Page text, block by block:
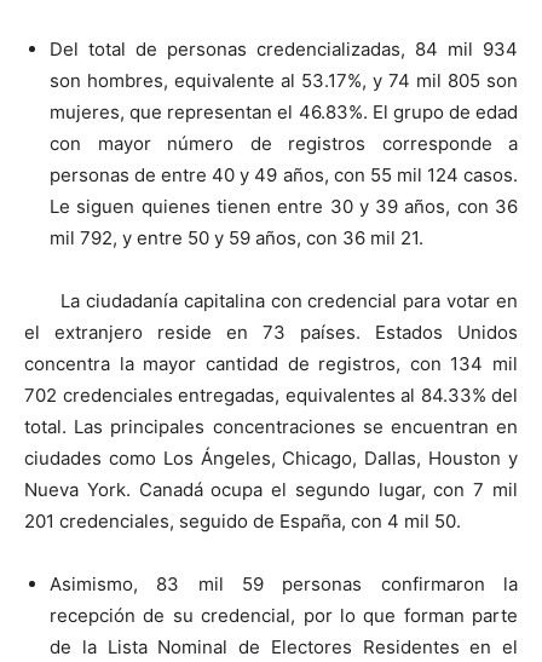
Del total de personas credencializadas, 84 mil 934
son hombres, equivalente al 53.17%, y 74 mil 805 son
mujeres, que representan el 46.83%. El grupo de edad
con mayor número de registros corresponde a
personas de entre 40 y 49 años, con 55 mil 124 casos.
Le siguen quienes tienen entre 30 y 39 años, con 36
mil 792, y entre 50 y 59 años, con 36 mil 21.
La ciudadanía capitalina con credencial para votar en
el extranjero reside en 73 países. Estados Unidos
concentra la mayor cantidad de registros, con 134 mil
702 credenciales entregadas, equivalentes al 84.33% del
total. Las principales concentraciones se encuentran en
ciudades como Los Ángeles, Chicago, Dallas, Houston y
Nueva York. Canadá ocupa el segundo lugar, con 7 mil
201 credenciales, seguido de España, con 4 mil 50.
Asimismo, 83 mil 59 personas confirmaron la
recepción de su credencial, por lo que forman parte
de la Lista Nominal de Electores Residentes en el